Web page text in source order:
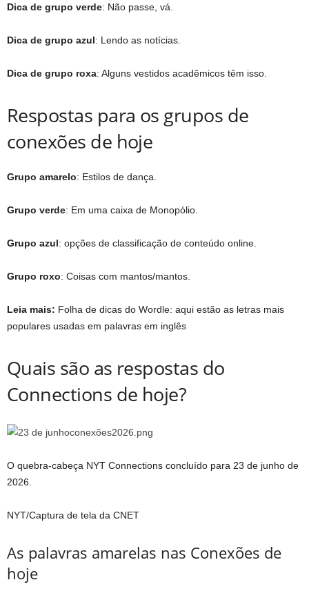
Dica de grupo verde: Não passe, vá.
Dica de grupo azul: Lendo as notícias.
Dica de grupo roxa: Alguns vestidos acadêmicos têm isso.
Respostas para os grupos de
conexões de hoje
Grupo amarelo: Estilos de dança.
Grupo verde: Em uma caixa de Monopólio.
Grupo azul: opções de classificação de conteúdo online.
Grupo roxo: Coisas com mantos/mantos.
Leia mais: Folha de dicas do Wordle: aqui estão as letras mais
populares usadas em palavras em inglês
Quais são as respostas do
Connections de hoje?
O quebra-cabeça NYT Connections concluído para 23 de junho de
2026.
NYT/Captura de tela da CNET
As palavras amarelas nas Conexões de
hoje